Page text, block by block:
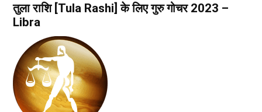
तुला राशि [Tula Rashi] के लिए गुरु गोचर 2023 –
Libra